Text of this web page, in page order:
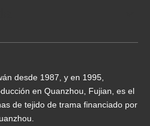
desde 1987, y en 1995,
en Quanzhou, Fujian, es el
de tejido de trama financiado por